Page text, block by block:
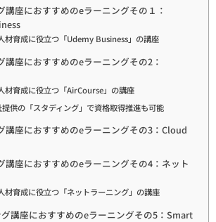
講座におすすめのeラーニングその１：
材育成に役立つ「Udemy Business」の講座
講座におすすめのeラーニングその2：
材育成に役立つ「AirCourse」の講座
提供の「スタディング」で資格取得推進も可能
講座におすすめのeラーニングその3：Cloud
講座におすすめのeラーニングその4：ネット
材育成に役立つ「ネットラーニング」の講座
講座におすすめのeラーニングその5：Smart